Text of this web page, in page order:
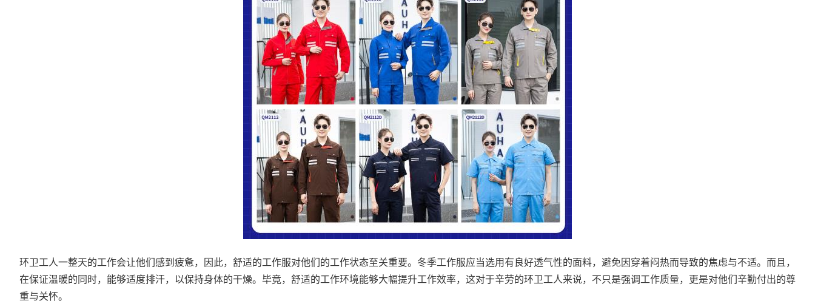
环卫工人一整天的工作会让他们感到疲惫，因此，舒适的工作服对他们的工作状态至关重要。冬季工作服应当选用有良好透气性的面料，避免因穿着闷热而导致的焦虑与不适。而且，
在保证温暖的同时，能够适度排汗，以保持身体的干燥。毕竟，舒适的工作环境能够大幅提升工作效率，这对于辛劳的环卫工人来说，不只是强调工作质量，更是对他们辛勤付出的尊
重与关怀。